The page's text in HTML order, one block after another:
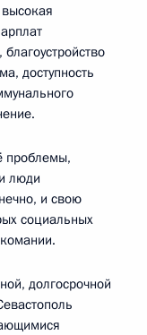
доступность
проблемы,
люди
и свою
социальных
долгосрочной